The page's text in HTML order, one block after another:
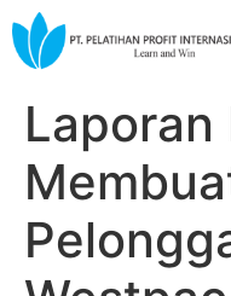
Laporan